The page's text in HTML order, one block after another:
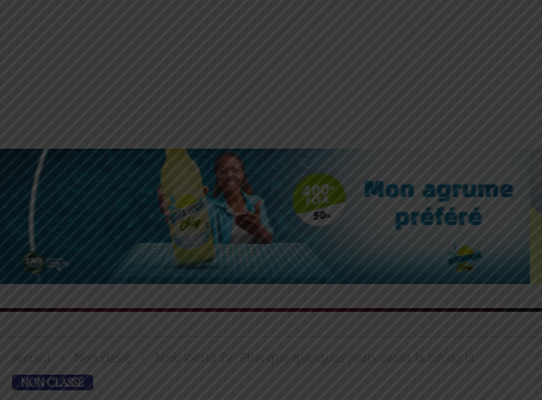
Accueil New World Tv: Plus que quelques jours avant la fin de la...
NON CLASSÉ